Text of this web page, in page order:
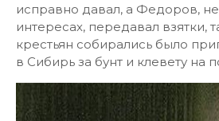
исправно давал, а Федоров,
интересах, передавал взятки,
крестьян собирались было
в Сибирь за бунт и клевету на